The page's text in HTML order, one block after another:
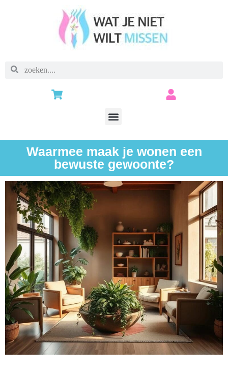
Waarmee maak je wonen een
bewuste gewoonte?